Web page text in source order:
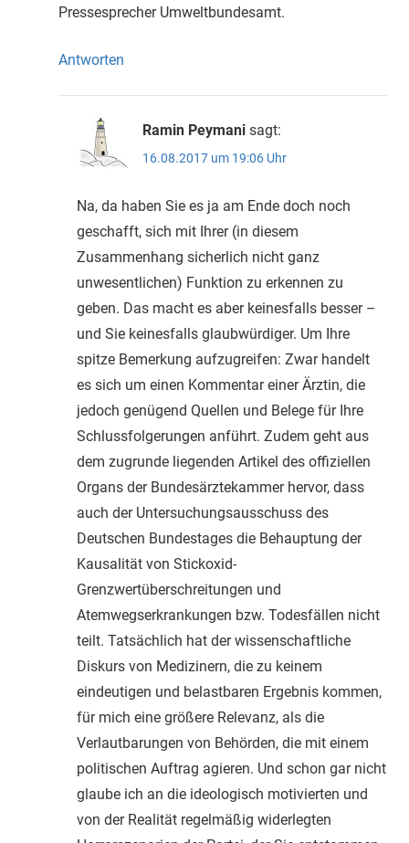
Pressesprecher Umweltbundesamt.
Antworten
Ramin Peymani sagt:
16.08.2017 um 19:06 Uhr
Na, da haben Sie es ja am Ende doch noch
geschafft, sich mit Ihrer (in diesem
Zusammenhang sicherlich nicht ganz
unwesentlichen) Funktion zu erkennen zu
geben. Das macht es aber keinesfalls besser –
und Sie keinesfalls glaubwürdiger. Um Ihre
spitze Bemerkung aufzugreifen: Zwar handelt
es sich um einen Kommentar einer Ärztin, die
jedoch genügend Quellen und Belege für Ihre
Schlussfolgerungen anführt. Zudem geht aus
dem zugrunde liegenden Artikel des offiziellen
Organs der Bundesärztekammer hervor, dass
auch der Untersuchungsausschuss des
Deutschen Bundestages die Behauptung der
Kausalität von Stickoxid-
Grenzwertüberschreitungen und
Atemwegserkrankungen bzw. Todesfällen nicht
teilt. Tatsächlich hat der wissenschaftliche
Diskurs von Medizinern, die zu keinem
eindeutigen und belastbaren Ergebnis kommen,
für mich eine größere Relevanz, als die
Verlautbarungen von Behörden, die mit einem
politischen Auftrag agieren. Und schon gar nicht
glaube ich an die ideologisch motivierten und
von der Realität regelmäßig widerlegten